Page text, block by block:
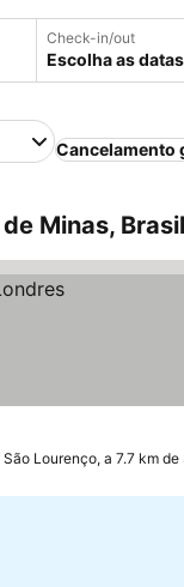
Check-in/out
Escolha as datas
Cancelamento
Minas, Brasil
São Lourenço, a 7.7 km